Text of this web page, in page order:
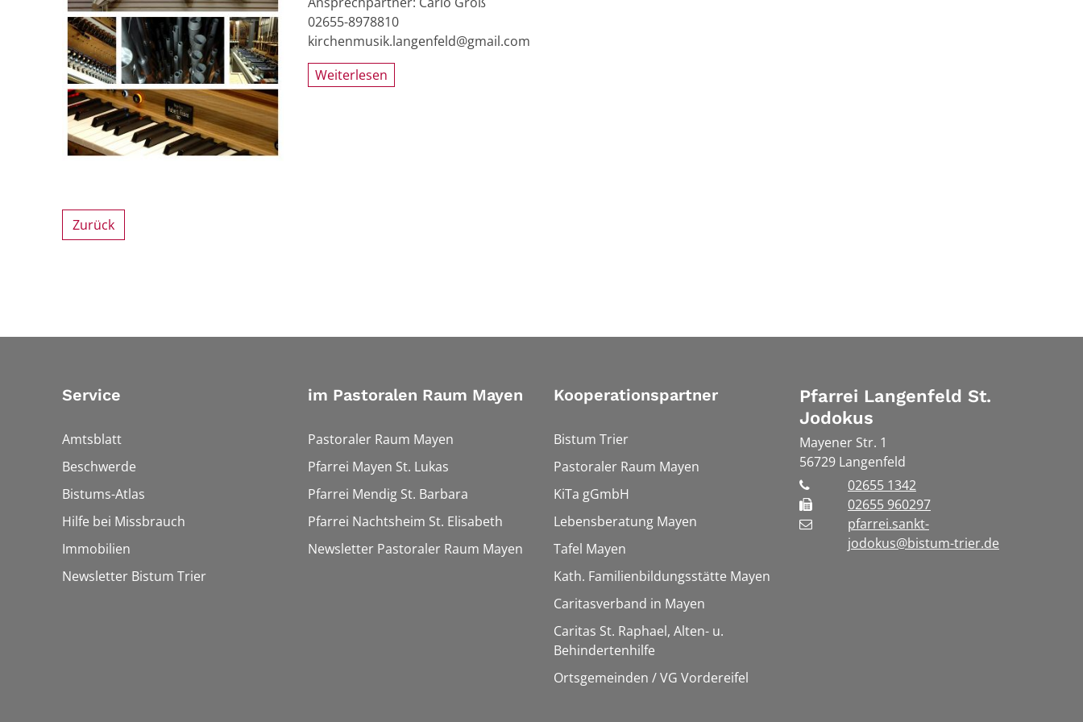
02655-8978810
kirchenmusik.langenfeld@gmail.com
Weiterlesen
Zurück
Service
Amtsblatt
Beschwerde
Bistums-Atlas
Hilfe bei Missbrauch
Immobilien
Newsletter Bistum Trier
im Pastoralen Raum Mayen
Pastoraler Raum Mayen
Pfarrei Mayen St. Lukas
Pfarrei Mendig St. Barbara
Pfarrei Nachtsheim St. Elisabeth
Newsletter Pastoraler Raum Mayen
Kooperationspartner
Bistum Trier
Pastoraler Raum Mayen
KiTa gGmbH
Lebensberatung Mayen
Tafel Mayen
Kath. Familienbildungsstätte Mayen
Caritasverband in Mayen
Caritas St. Raphael, Alten- u.
Behindertenhilfe
Ortsgemeinden / VG Vordereifel
Pfarrei Langenfeld St.
Jodokus
Mayener Str. 1
56729 Langenfeld
02655 1342
02655 960297
pfarrei.sankt-
jodokus@bistum-trier.de